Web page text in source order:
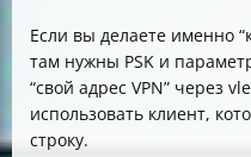
Если вы делаете именно
там нужны PSK и
“свой адрес VPN” через
использовать клиент,
строку.